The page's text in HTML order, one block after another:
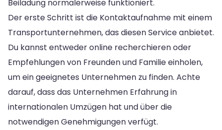
Beiladung normalerweise funktioniert.
Der erste Schritt ist die Kontaktaufnahme mit einem
Transportunternehmen, das diesen Service anbietet.
Du kannst entweder online recherchieren oder
Empfehlungen von Freunden und Familie einholen,
um ein geeignetes Unternehmen zu finden. Achte
darauf, dass das Unternehmen Erfahrung in
internationalen Umzügen hat und über die
notwendigen Genehmigungen verfügt.